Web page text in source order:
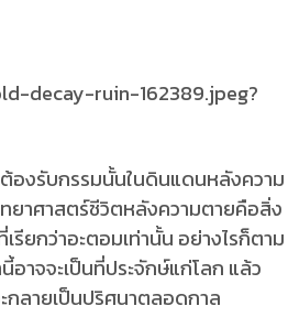
องรับกรรมนั้นในดินแดนหลังความ
ยาศาสตร์ชีวิตหลังความตายคือสิ่ง
ยกว่าอะตอมเท่านั้น อย่างไรก็ตาม
าจจะเป็นที่ประจักษ์แก่โลก แล้ว
กลายเป็นปริศนาตลอดกาล